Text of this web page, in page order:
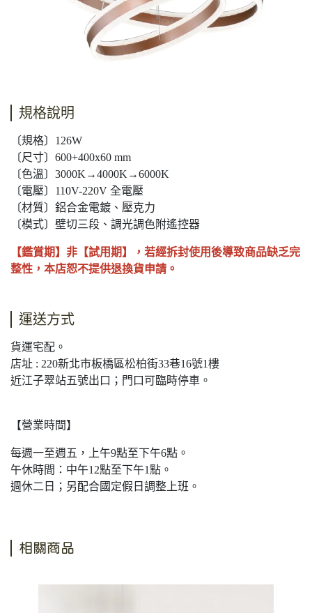
規格說明
〔規格〕126W
〔尺寸〕600+400x60 mm
〔色溫〕3000K→4000K→6000K
〔電壓〕110V-220V 全電壓
〔材質〕鋁合金電鍍、壓克力
〔模式〕壁切三段、調光調色附遙控器
【鑑賞期】非【試用期】，若經拆封使用後導致商品缺乏完
整性，本店恕不提供退換貨申請。
運送方式
貨運宅配。
店址 : 220新北市板橋區松柏街33巷16號1樓
近江子翠站五號出口；門口可臨時停車。
【營業時間】
每週一至週五，上午9點至下午6點。
午休時間：中午12點至下午1點。
週休二日；另配合國定假日調整上班。
相關商品